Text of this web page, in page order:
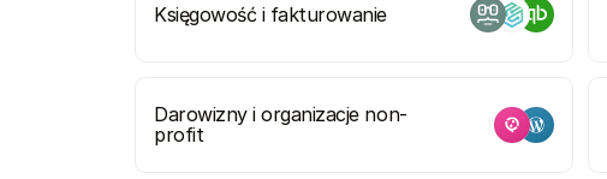
Księgowość i fakturowanie
Darowizny i organizacje non-
profit